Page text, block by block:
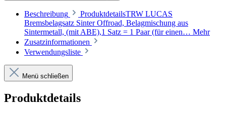
Beschreibung
ProduktdetailsTRW LUCAS
Bremsbelagsatz Sinter Offroad, Belagmischung aus
Sintermetall, (mit ABE),1 Satz = 1 Paar (für einen… Mehr
Zusatzinformationen
Verwendungsliste
Menü schließen
Produktdetails